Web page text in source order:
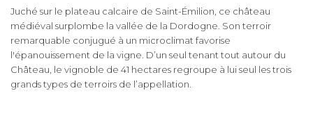
Juché sur le plateau calcaire de Saint-Émilion, ce château
médiéval surplombe la vallée de la Dordogne. Son terroir
remarquable conjugué à un microclimat favorise
l'épanouissement de la vigne. D’un seul tenant tout autour du
Château, le vignoble de 41 hectares regroupe à lui seul les trois
grands types de terroirs de l’appellation.